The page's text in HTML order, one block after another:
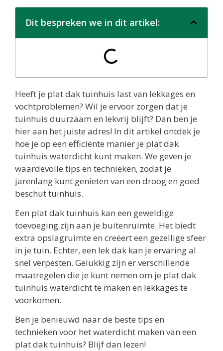
Dit bespreken we in dit artikel:
Heeft je plat dak tuinhuis last van lekkages en
vochtproblemen? Wil je ervoor zorgen dat je
tuinhuis duurzaam en lekvrij blijft? Dan ben je
hier aan het juiste adres! In dit artikel ontdek je
hoe je op een efficiënte manier je plat dak
tuinhuis waterdicht kunt maken. We geven je
waardevolle tips en technieken, zodat je
jarenlang kunt genieten van een droog en goed
beschut tuinhuis.
Een plat dak tuinhuis kan een geweldige
toevoeging zijn aan je buitenruimte. Het biedt
extra opslagruimte en creëert een gezellige sfeer
in je tuin. Echter, een lek dak kan je ervaring al
snel verpesten. Gelukkig zijn er verschillende
maatregelen die je kunt nemen om je plat dak
tuinhuis waterdicht te maken en lekkages te
voorkomen.
Ben je benieuwd naar de beste tips en
technieken voor het waterdicht maken van een
plat dak tuinhuis? Blijf dan lezen!